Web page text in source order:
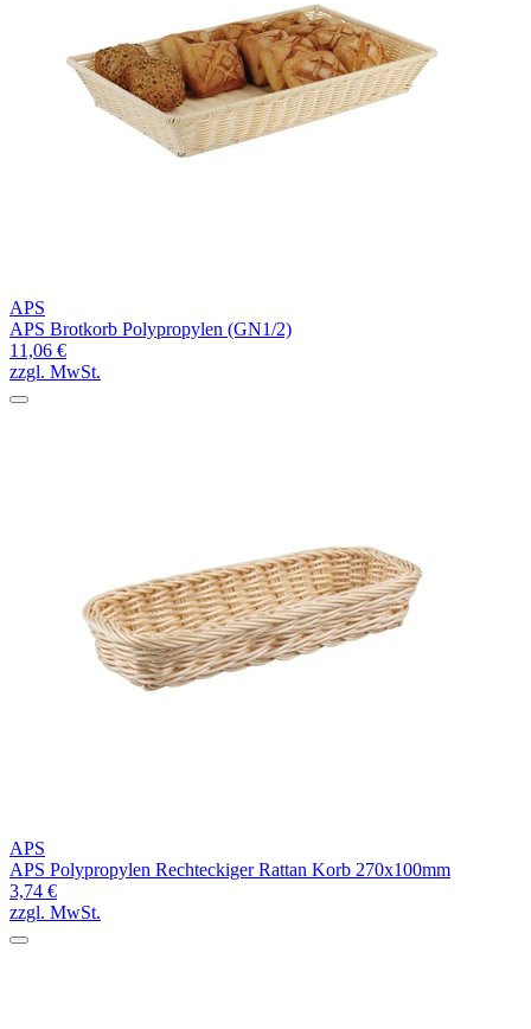
APS
APS Brotkorb Polypropylen (GN1/2)
11,06 €
zzgl. MwSt.
APS
APS Polypropylen Rechteckiger Rattan Korb 270x100mm
3,74 €
zzgl. MwSt.